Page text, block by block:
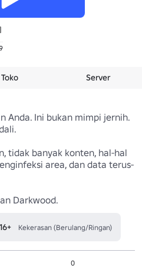
Toko Server
Anda. Ini bukan mimpi jernih.
tidak banyak konten, hal-hal
area, dan data terus-
Darkwood.
Kekerasan (Berulang/Ringan)
0